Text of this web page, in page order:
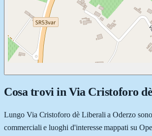
Cosa trovi in Via Cristoforo
Lungo Via Cristoforo dè Liberali aOderzo
commerciali e luoghi d'interesse mappati su